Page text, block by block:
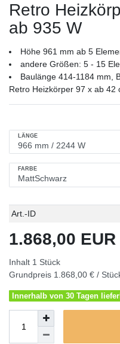
Retro
ab 935 W
Höhe 961 mm ab 5
andere Größen: 5 - 15
Baulänge 414-1184 mm,
Retro Heizkörper 97 x ab 42
LÄNGE
FARBE
Technisches
Wert
Art.-ID
1.868,00 EUR
Inhalt 1 Stück
Grundpreis 1.868,00 € /
Innerhalb von 30 Tagen